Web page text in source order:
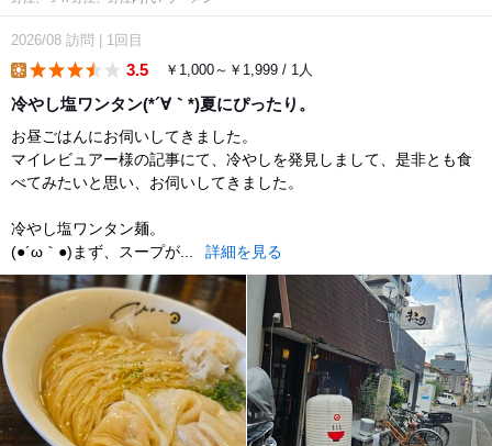
2026/08 訪問 1回目
3.5 ￥1,000～￥1,999 / 1人
冷やし塩ワンタン(*´∀｀*)夏にぴったり。
お昼ごはんにお伺いしてきました。
マイレビュアー様の記事にて、冷やしを発見しまして、是非とも食
べてみたいと思い、お伺いしてきました。
冷やし塩ワンタン麺。
(●´ω｀●)まず、スープが...
詳細を見る